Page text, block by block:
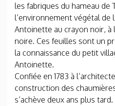
les fabriques du hameau de
l’environnement végétal de
Antoinette au crayon noir, à
noire. Ces feuilles sont un
la connaissance du petit
Antoinette.
Confiée en 1783 à
construction des
s’achève deux ans plus